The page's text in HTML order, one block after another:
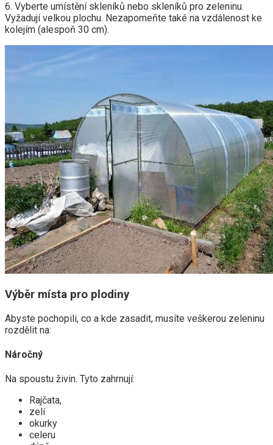
6. Vyberte umístění skleníků nebo skleníků pro zeleninu.
Vyžadují velkou plochu. Nezapomeňte také na vzdálenost ke
kolejím (alespoň 30 cm).
Výběr místa pro plodiny
Abyste pochopili, co a kde zasadit, musíte veškerou zeleninu
rozdělit na:
Náročný
Na spoustu živin. Tyto zahrnují:
Rajčata,
zelí
okurky
celeru